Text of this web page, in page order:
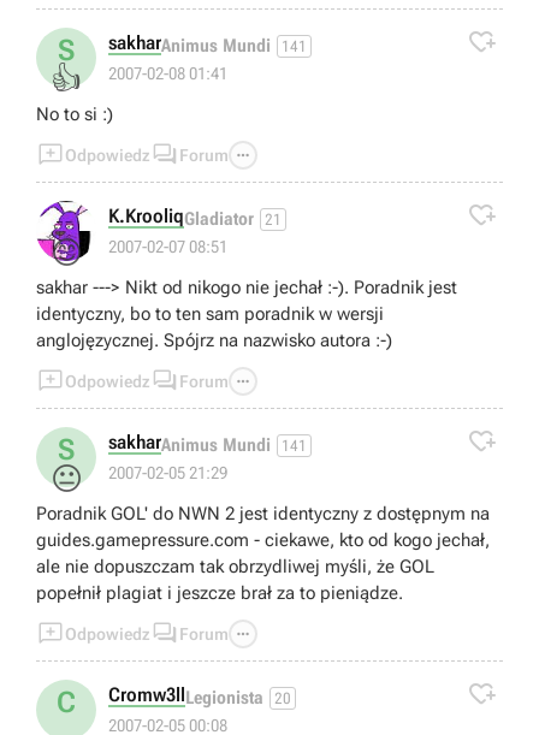
trupów i w skrzyniach. często zdarza się, że autor w ogóle
nie wspomina o innej możliwości przejścia questa(m.in.
sytuajca z magiem, który udaje emisariusza issaniego).
wasz inny poradnik do Neverwinter Nights: Hordes of the
Underdark był o wiele leszpy i za ten zapłaciłem,
ponieważ myślałem, iż otrzymam taką samą jakość, a się
całkowicie zawiodłem.
S
👍
sakharAnimus Mundi 141
2007-02-08 01:41

No to si :)
Odpowiedz  Forum 
😊
K.KrooliqGladiator 21
2007-02-07 08:51

sakhar ---> Nikt od nikogo nie jechał :-). Poradnik jest
identyczny, bo to ten sam poradnik w wersji
anglojęzycznej. Spójrz na nazwisko autora :-)
Odpowiedz  Forum 
S
😐
sakharAnimus Mundi 141
2007-02-05 21:29

Poradnik GOL' do NWN 2 jest identyczny z dostępnym na
guides.gamepressure.com - ciekawe, kto od kogo jechał,
ale nie dopuszczam tak obrzydliwej myśli, że GOL
popełnił plagiat i jeszcze brał za to pieniądze.
Odpowiedz  Forum 
C Cromw3llLegionista 20
2007-02-05 00:08
